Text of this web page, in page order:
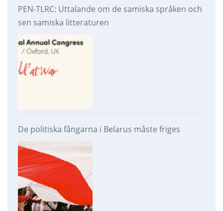
PEN-TLRC: Uttalande om de samiska språken och
sen samiska litteraturen
De politiska fångarna i Belarus måste friges